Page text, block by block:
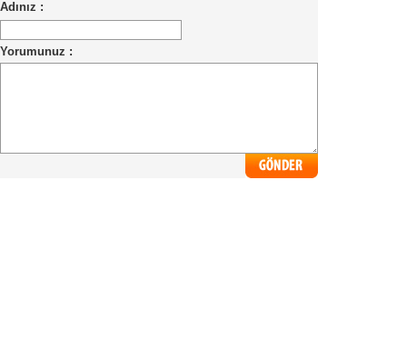
Adınız :
Yorumunuz :